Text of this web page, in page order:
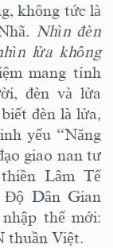
không tức là
Nhìn đèn
lửa không
mang tính
đèn và lửa
đèn là lửa,
yếu “Năng
giao nan tư
Lâm Tế
Dân Gian
thế mới:
thuần Việt.